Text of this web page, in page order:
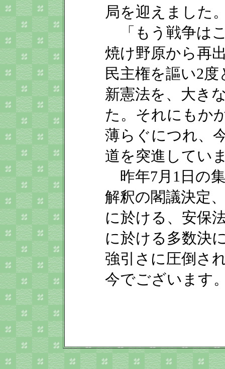
局を迎えました
「もう戦争は
焼け野原から再
民主権を謳い2
新憲法を、大き
た。それにもか
薄らぐにつれ、
道を突進してい
昨年7月1日の
解釈の閣議決定
に於ける、安保
に於ける多数決
強引さに圧倒さ
今でございます